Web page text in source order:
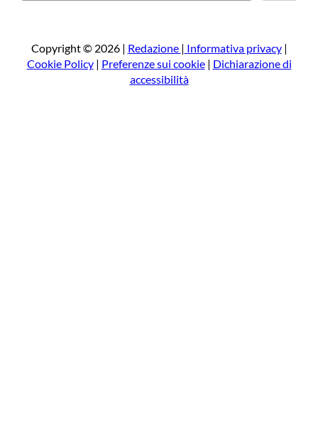
a
Copyright © 2026 | Redazione | Informativa privacy|
Cookie Policy| Preferenze sui cookie| Dichiarazione di
accessibilità